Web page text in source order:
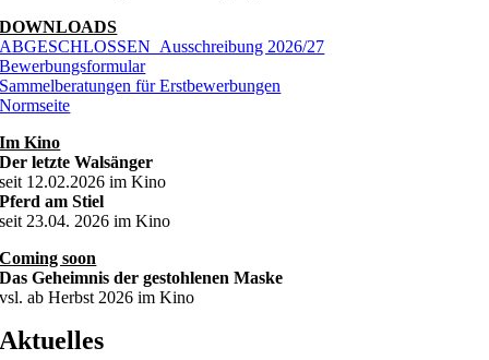
DOWNLOADS
ABGESCHLOSSEN_Ausschreibung 2026/27
Bewerbungsformular
Sammelberatungen für Erstbewerbungen
Normseite
Im Kino
Der letzte Walsänger
seit 12.02.2026 im Kino
Pferd am Stiel
seit 23.04. 2026 im Kino
Coming soon
Das Geheimnis der gestohlenen Maske
vsl. ab Herbst 2026 im Kino
Aktuelles